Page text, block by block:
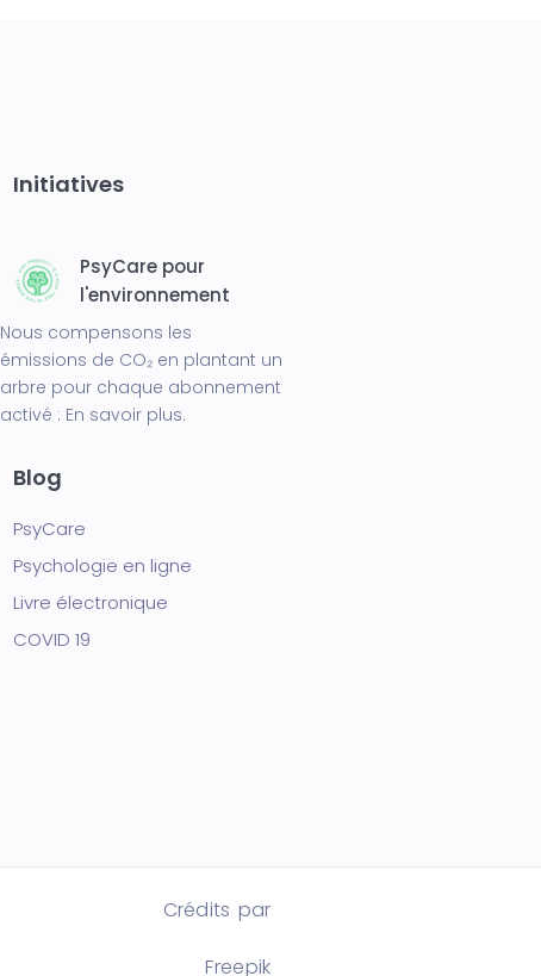
Initiatives
PsyCare pour
l'environnement
Nous compensons les
émissions de CO₂ en plantant un
arbre pour chaque abonnement
activé : En savoir plus.
Blog
PsyCare
Psychologie en ligne
Livre électronique
COVID 19
Crédits par
Freepik